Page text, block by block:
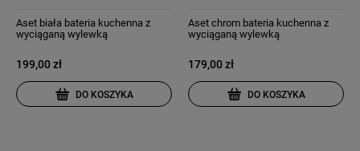
Aset biała bateria kuchenna z
wyciąganą wylewką
199,00 zł
DO KOSZYKA
Aset chrom bateria kuchenna z
wyciąganą wylewką
179,00 zł
DO KOSZYKA